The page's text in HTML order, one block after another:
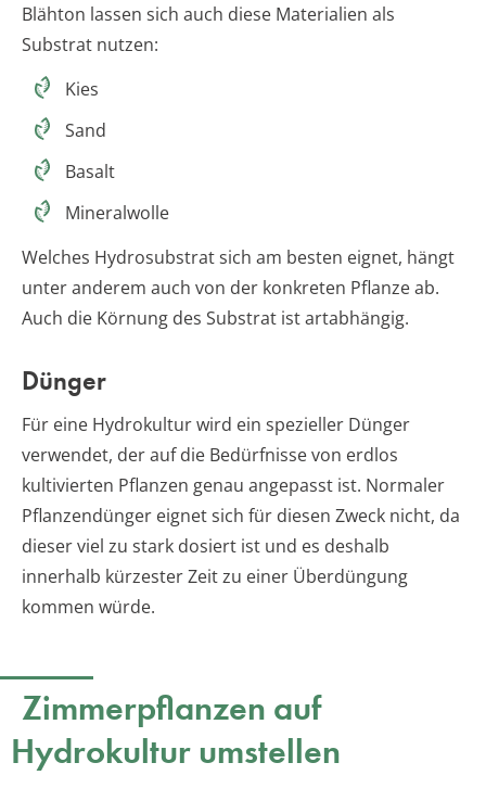
Blähton lassen sich auch diese Materialien als
Substrat nutzen:
Kies
Sand
Basalt
Mineralwolle
Welches Hydrosubstrat sich am besten eignet, hängt
unter anderem auch von der konkreten Pflanze ab.
Auch die Körnung des Substrat ist artabhängig.
Dünger
Für eine Hydrokultur wird ein spezieller Dünger
verwendet, der auf die Bedürfnisse von erdlos
kultivierten Pflanzen genau angepasst ist. Normaler
Pflanzendünger eignet sich für diesen Zweck nicht, da
dieser viel zu stark dosiert ist und es deshalb
innerhalb kürzester Zeit zu einer Überdüngung
kommen würde.
Zimmerpflanzen auf
Hydrokultur umstellen